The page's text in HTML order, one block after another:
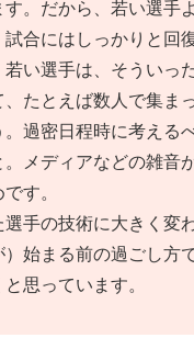
。だから、若い選手
試合にはしっかりと回
い選手は、そういっ
、たとえば数人で集ま
。過密日程時に考える
メディアなどの雑音
す。
手の技術に大きく変
）始まる前の過ごし方
思っています。